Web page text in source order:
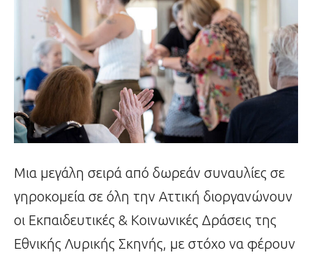
Μια μεγάλη σειρά από δωρεάν συναυλίες σε
γηροκομεία σε όλη την Αττική διοργανώνουν
οι Εκπαιδευτικές & Κοινωνικές Δράσεις της
Εθνικής Λυρικής Σκηνής, με στόχο να φέρουν